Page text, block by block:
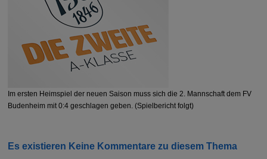
Im ersten Heimspiel der neuen Saison muss sich die 2. Mannschaft dem FV
Budenheim mit 0:4 geschlagen geben. (Spielbericht folgt)
Es existieren Keine Kommentare zu diesem Thema